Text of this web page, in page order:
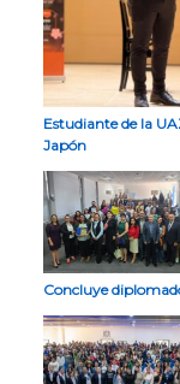
Estudiante de la
Japón
Concluye